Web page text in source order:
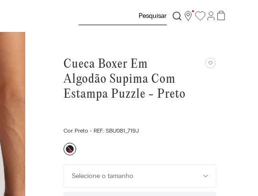
Cueca Boxer Em
Algodão Supima Com
Estampa Puzzle - Preto
Cor: Preto- REF.: SBU081_719J
Selecione o tamanho